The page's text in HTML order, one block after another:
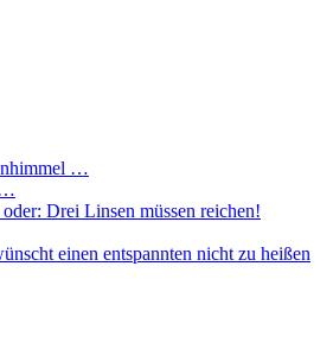
…
…
Drei Linsen müssen reichen!
einen entspannten nicht zu heißen